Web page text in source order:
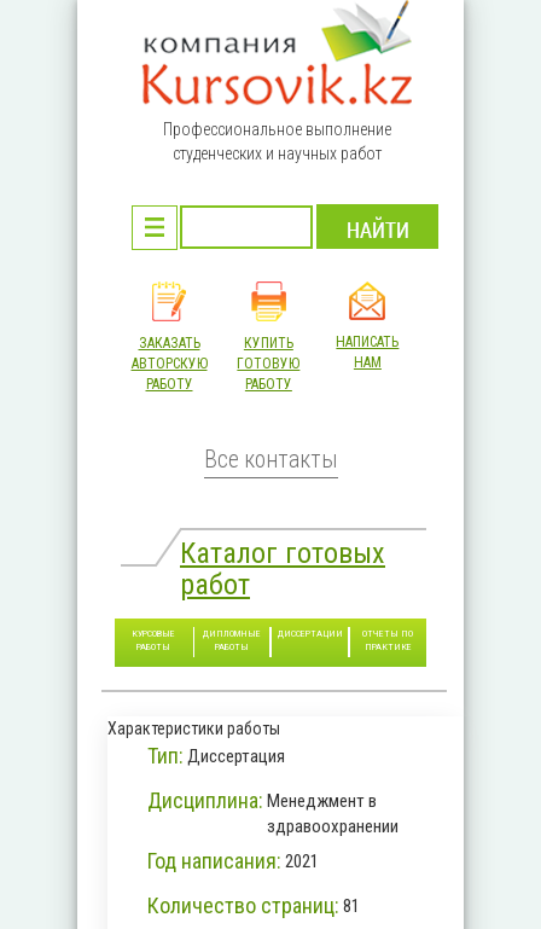
Профессиональное выполнение
студенческих и научных работ
ЗАКАЗАТЬ
АВТОРСКУЮ
РАБОТУ
КУПИТЬ
ГОТОВУЮ
РАБОТУ
НАПИСАТЬ
НАМ
Все контакты
Каталог готовых
работ
КУРСОВЫЕ
РАБОТЫ
ДИПЛОМНЫЕ
РАБОТЫ
ДИССЕРТАЦИИ
ОТЧЕТЫ ПО
ПРАКТИКЕ
Характеристики работы
Тип: Диссертация
Дисциплина: Менеджмент в
здравоохранении
Год написания: 2021
Количество страниц: 81